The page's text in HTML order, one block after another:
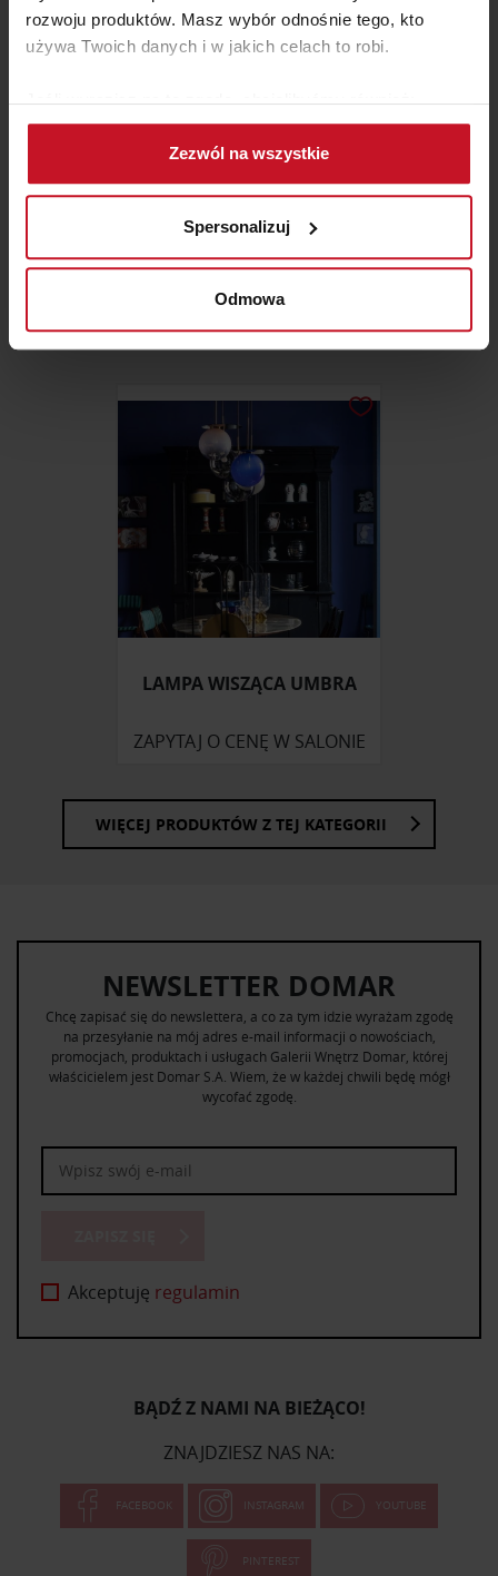
rozwoju produktów. Masz wybór odnośnie tego, kto
używa Twoich danych i w jakich celach to robi.
Jeśli wyrazisz na to zgodę, chcielibyśmy również:
Gromadzić dane dotyczące Twojej lokalizacji
geograficznej z dokładnością nawet do kilku metrów
Identyfikować Twoje urządzenie, aktywnie
(fingerprinting, czyli wirtualny odcisk palca)
Dowiedz się więcej odnośnie tego, jak Twoje osobiste
dane są przetwarzane oraz ustaw własne preferencje w
zmienić lub wycofać swoją zgodę w dowolnej chwili.
Wykorzystujemy pliki cookie do spersonalizowania treści
i reklam, aby oferować funkcje społecznościowe i
analizować ruch w naszej witrynie. Informacje o tym, jak
korzystasz z naszej witryny, udostępniamy partnerom
społecznościowym, reklamowym i analitycznym.
Partnerzy mogą połączyć te informacje z innymi danymi
otrzymanymi od Ciebie lub uzyskanymi podczas
korzystania z ich usług.
Zezwól na wszystkie
Spersonalizuj
Odmowa
LAMPA WISZĄCA CARANACOA
ZAPYTAJ O CENĘ W SALONIE
LAMPA WISZĄCA UMBRA
ZAPYTAJ O CENĘ W SALONIE
WIĘCEJ PRODUKTÓW Z TEJ KATEGORII
NEWSLETTER DOMAR
Chcę zapisać się do newslettera, a co za tym idzie wyrażam zgodę
na przesyłanie na mój adres e-mail informacji o nowościach,
promocjach, produktach i usługach Galerii Wnętrz Domar, której
właścicielem jest Domar S.A. Wiem, że w każdej chwili będę mógł
wycofać zgodę.
Akceptuję regulamin
BĄDŹ Z NAMI NA BIEŻĄCO!
ZNAJDZIESZ NAS NA:
FACEBOOK INSTAGRAM YOUTUBE
PINTEREST